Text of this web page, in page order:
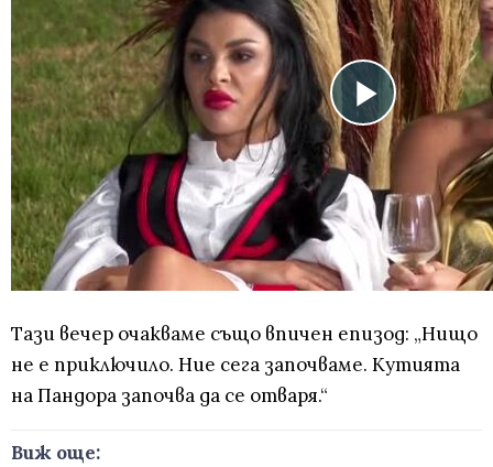
Тази вечер очакваме също впичен епизод: „Нищо
не е приключило. Ние сега започваме. Кутията
на Пандора започва да се отваря.“
Виж още: